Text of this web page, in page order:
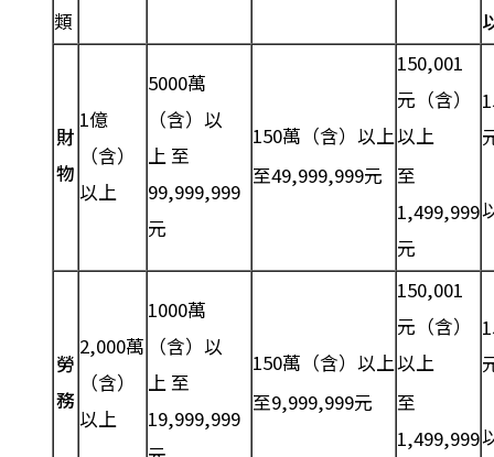
類
財
物
1億
（含）
以上
5000萬
（含）以
上 至
99,999,999
元
150萬（含）以上
至49,999,999元
150,001
元（含）
以上
至
1,499,999
元
勞
務
2,000萬
（含）
以上
1000萬
（含）以
上 至
19,999,999
150萬（含）以上
至9,999,999元
150,001
元（含）
以上
至
1,499,999